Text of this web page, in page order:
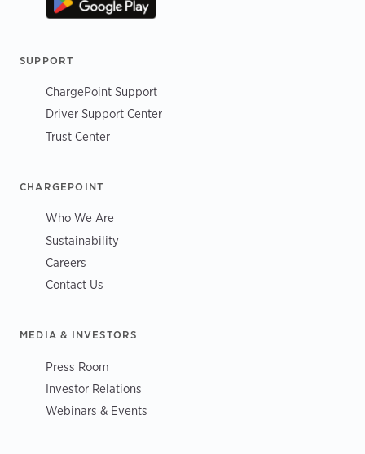
SUPPORT
ChargePoint Support
Driver Support Center
Trust Center
CHARGEPOINT
Who We Are
Sustainability
Careers
Contact Us
MEDIA & INVESTORS
Press Room
Investor Relations
Webinars & Events